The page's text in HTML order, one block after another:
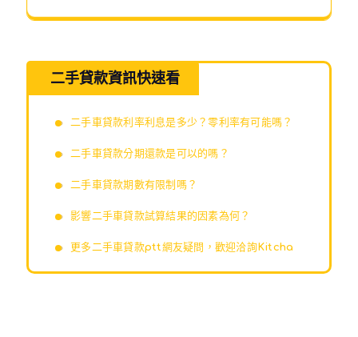
二手貸款資訊快速看
二手車貸款利率利息是多少？零利率有可能嗎？
二手車貸款分期還款是可以的嗎？
二手車貸款期數有限制嗎？
影響二手車貸款試算結果的因素為何？
更多二手車貸款ptt網友疑問，歡迎洽詢Kitcha